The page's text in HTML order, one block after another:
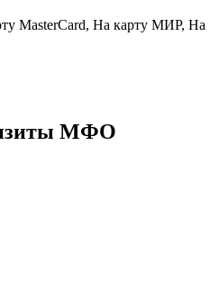
MasterCard, На карту МИР, На
МФО